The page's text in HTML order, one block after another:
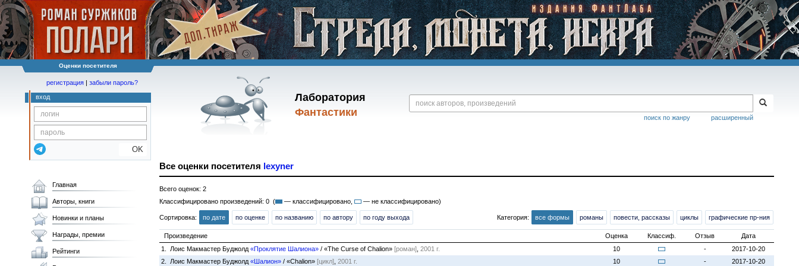
Оценки посетителя
Лаборатория
Фантастики
расширенный
поиск по жанру
регистрация | забыли пароль?
вход
OK
Все оценки посетителя lexyner
Всего оценок: 2
Классифицировано произведений: 0 (
— классифицировано, — не классифицировано)
Сортировка: по дате по оценке по названию по автору по году выхода Категория: все формы романы повести, рассказы циклы графические пр-ния
Произведение Оценка Классиф. Отзыв
Дата
1. Лоис Макмастер Буджолд «Проклятие Шалиона» / «The Curse of Chalion» [роман] 2001 г. 10 -
2017-10-20
2. Лоис Макмастер Буджолд «Шалион» / «Chalion» [цикл] 2001 г. 10 - 2017-10-20
Главная
Авторы, книги
Новинки и планы
Награды, премии
Рейтинги